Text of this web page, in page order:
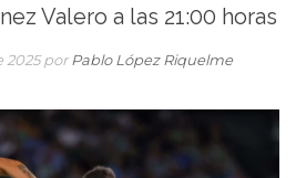
Valero a las 21:00 horas
2025 por Pablo López Riquelme